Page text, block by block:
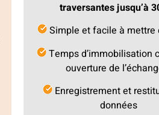
traversantes jusqu’à
Simple et facile à mettre
Temps d’immobilisation
ouverture de
Enregistrement et
données